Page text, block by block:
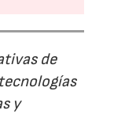
de
y